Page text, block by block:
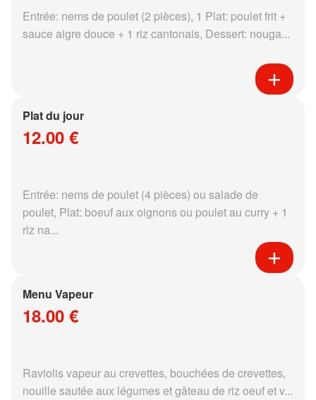
Entrée: nems de poulet (2 pièces), 1 Plat: poulet frit +
sauce aigre douce + 1 riz cantonais, Dessert: nouga...
Plat du jour
12.00 €
Entrée: nems de poulet (4 pièces) ou salade de
poulet, Plat: boeuf aux oignons ou poulet au curry + 1
riz na...
Menu Vapeur
18.00 €
Raviolis vapeur au crevettes, bouchées de crevettes,
nouille sautée aux légumes et gâteau de riz oeuf et v...